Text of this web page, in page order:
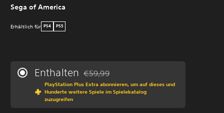
Sega of America
Erhältlich für PS4 PS5
Enthalten Preisnachlass gegenüber dem
€59,99
PlayStation Plus Extra abonnieren, um auf dieses und
Hunderte weitere Spiele im Spielekatalog
zuzugreifen